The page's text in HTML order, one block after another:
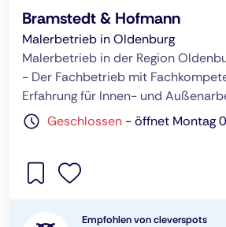
Bramstedt & Hofmann
Malerbetrieb in Oldenburg
Malerbetrieb in der Region
- Der Fachbetrieb mit
Erfahrung für Innen- und
Geschlossen -öffnet Montag
Empfohlen von cleverspots